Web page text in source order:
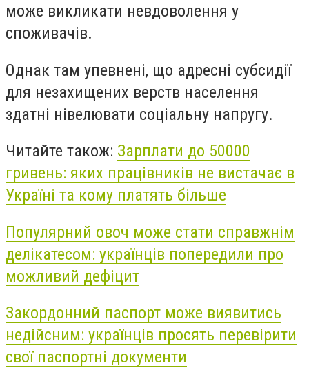
може викликати невдоволення у
споживачів.
Однак там упевнені, що адресні субсидії
для незахищених верств населення
здатні нівелювати соціальну напругу.
Читайте також: Зарплати до 50000
гривень: яких працівників не вистачає в
Україні та кому платять більше
Популярний овоч може стати справжнім
делікатесом: українців попередили про
можливий дефіцит
Закордонний паспорт може виявитись
недійсним: українців просять перевірити
свої паспортні документи